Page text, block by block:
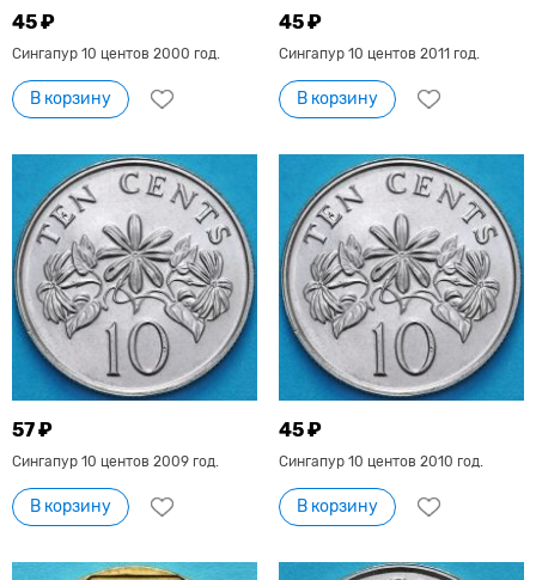
45 ₽
Сингапур 10 центов 2000 год.
В корзину
45 ₽
Сингапур 10 центов 2011 год.
В корзину
57 ₽
Сингапур 10 центов 2009 год.
В корзину
45 ₽
Сингапур 10 центов 2010 год.
В корзину